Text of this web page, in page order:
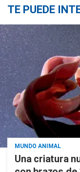
TE PUEDE
MUNDO ANIMAL
Una criatura